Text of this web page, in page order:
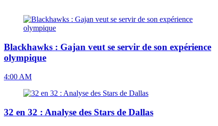
Blackhawks : Gajan veut se servir de son expérience
olympique
4:00 AM
32 en 32 : Analyse des Stars de Dallas